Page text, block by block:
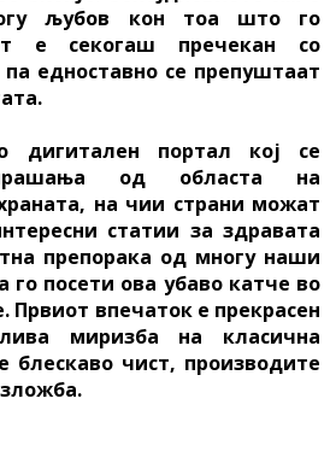
љубов кон тоа што го
е секогаш пречекан со
едноставно се препуштаат
дигитален портал кој се
од областа на
на чии страни можат
статии за здравата
препорака од многу наши
посети ова убаво катче во
Првиот впечаток е прекрасен
миризба на класична
блескаво чист, производите